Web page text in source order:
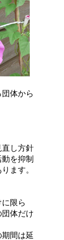
体から
し方針
を抑制
ます。
限ら
体だけ
間は延